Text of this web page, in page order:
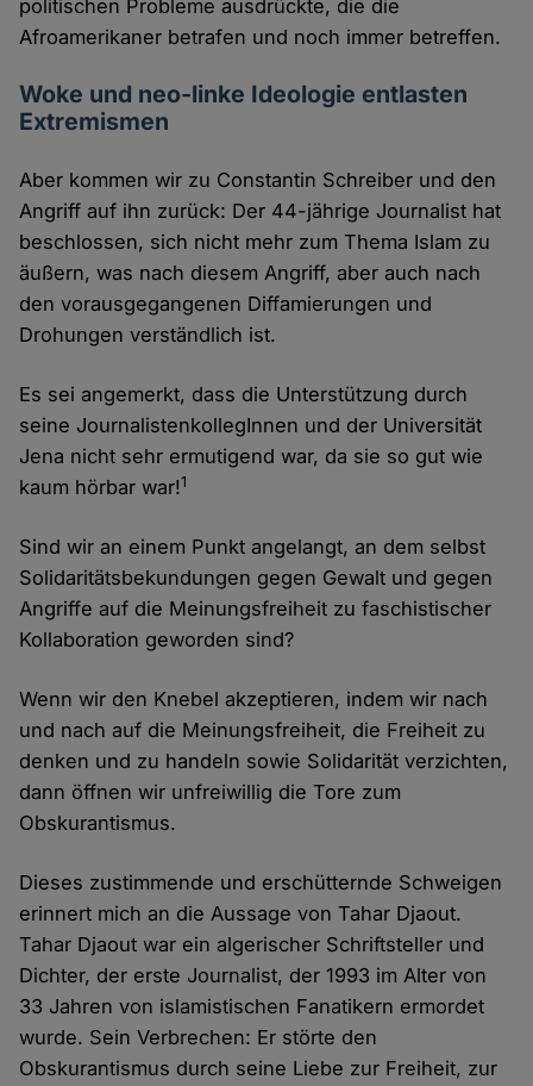
politischen Probleme ausdrückte, die die
Afroamerikaner betrafen und noch immer betreffen.
Woke und neo-linke Ideologie entlasten
Extremismen
Aber kommen wir zu Constantin Schreiber und den
Angriff auf ihn zurück: Der 44-jährige Journalist hat
beschlossen, sich nicht mehr zum Thema Islam zu
äußern, was nach diesem Angriff, aber auch nach
den vorausgegangenen Diffamierungen und
Drohungen verständlich ist.
Es sei angemerkt, dass die Unterstützung durch
seine JournalistenkollegInnen und der Universität
Jena nicht sehr ermutigend war, da sie so gut wie
kaum hörbar war!1
Sind wir an einem Punkt angelangt, an dem selbst
Solidaritätsbekundungen gegen Gewalt und gegen
Angriffe auf die Meinungsfreiheit zu faschistischer
Kollaboration geworden sind?
Wenn wir den Knebel akzeptieren, indem wir nach
und nach auf die Meinungsfreiheit, die Freiheit zu
denken und zu handeln sowie Solidarität verzichten,
dann öffnen wir unfreiwillig die Tore zum
Obskurantismus.
Dieses zustimmende und erschütternde Schweigen
erinnert mich an die Aussage von Tahar Djaout.
Tahar Djaout war ein algerischer Schriftsteller und
Dichter, der erste Journalist, der 1993 im Alter von
33 Jahren von islamistischen Fanatikern ermordet
wurde. Sein Verbrechen: Er störte den
Obskurantismus durch seine Liebe zur Freiheit, zur